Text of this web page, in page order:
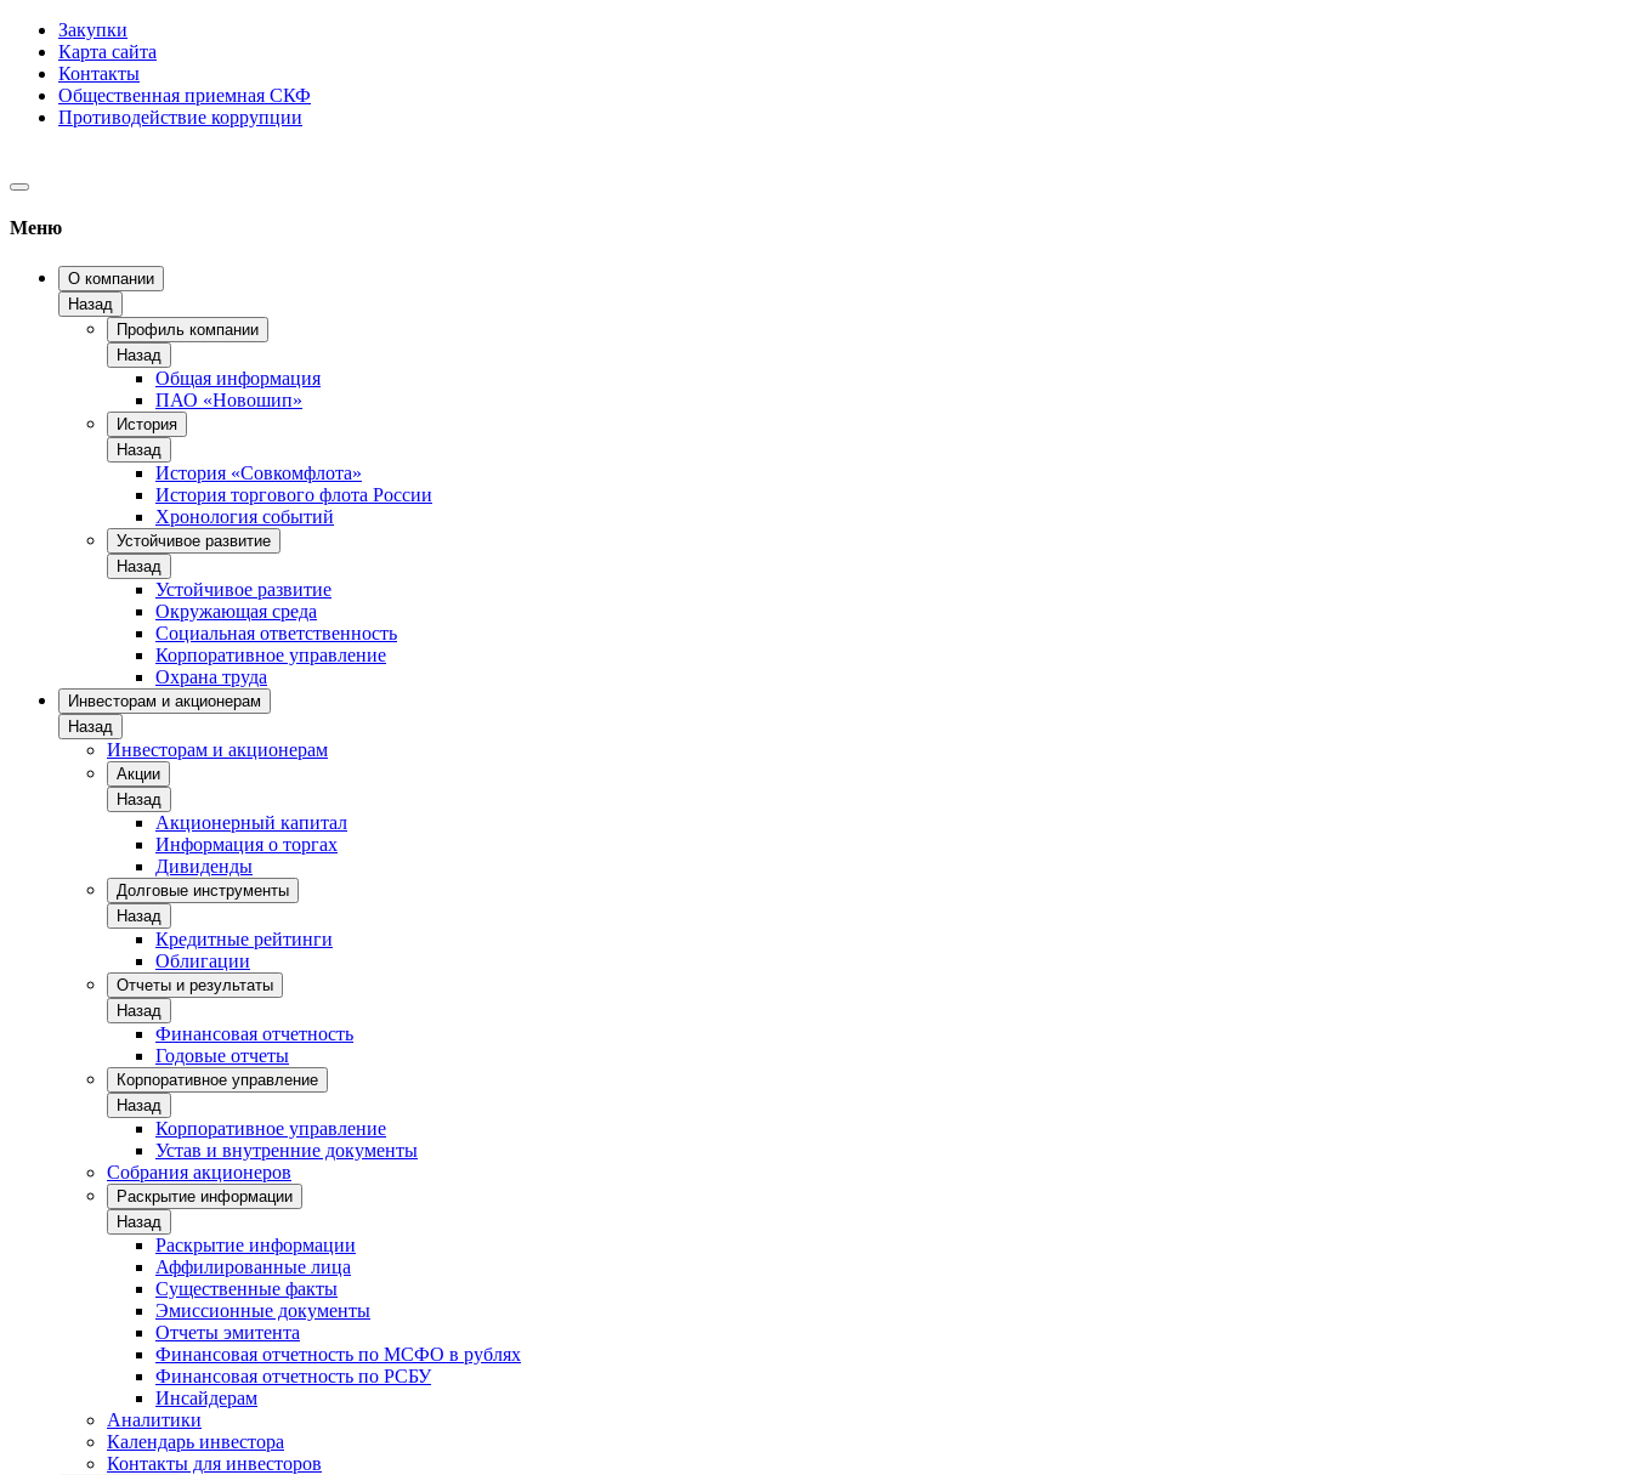
Закупки
Карта сайта
Контакты
Общественная приемная СКФ
Противодействие коррупции
Меню
О компании
Назад
Профиль компании
Назад
Общая информация
ПАО «Новошип»
История
Назад
История «Совкомфлота»
История торгового флота России
Хронология событий
Устойчивое развитие
Назад
Устойчивое развитие
Окружающая среда
Социальная ответственность
Корпоративное управление
Охрана труда
Инвесторам и акционерам
Назад
Инвесторам и акционерам
Акции
Назад
Акционерный капитал
Информация о торгах
Дивиденды
Долговые инструменты
Назад
Кредитные рейтинги
Облигации
Отчеты и результаты
Назад
Финансовая отчетность
Годовые отчеты
Корпоративное управление
Назад
Корпоративное управление
Устав и внутренние документы
Собрания акционеров
Раскрытие информации
Назад
Раскрытие информации
Аффилированные лица
Существенные факты
Эмиссионные документы
Отчеты эмитента
Финансовая отчетность по МСФО в рублях
Финансовая отчетность по РСБУ
Инсайдерам
Аналитики
Календарь инвестора
Контакты для инвесторов